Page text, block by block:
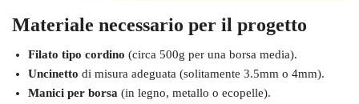
Materiale necessario per il progetto
Filato tipo cordino (circa 500g per una borsa media).
Uncinetto di misura adeguata (solitamente 3.5mm o 4mm).
Manici per borsa (in legno, metallo o ecopelle).